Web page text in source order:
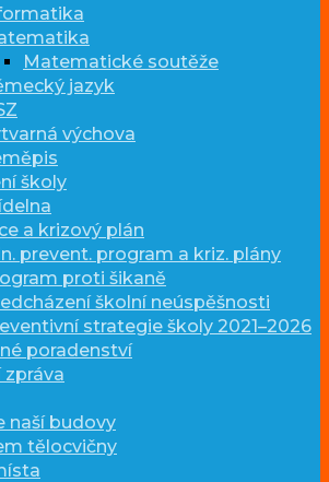
Matematické soutěže
jazyk
výchova
školy
a krizový plán
prevent. program a kriz. plány
proti šikaně
školní neúspěšnosti
strategie školy 2021–2026
poradenství
zpráva
naší budovy
tělocvičny